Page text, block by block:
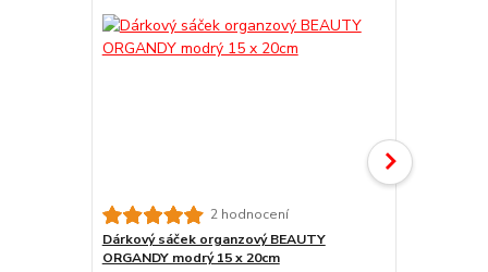
2 hodnocení
Dárkový sáček organzový BEAUTY
ORGANDY modrý 15 x 20cm